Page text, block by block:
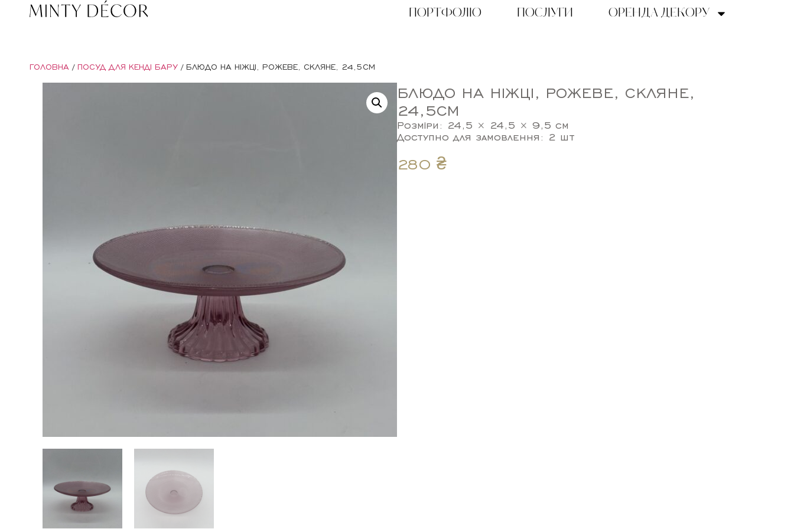
ПОРТФОЛІО ПОСЛУГИ ОРЕНДА ДЕКОРУ
ГОЛОВНА / ПОСУД ДЛЯ КЕНДІ БАРУ / БЛЮДО НА НІЖЦІ, РОЖЕВЕ, СКЛЯНЕ, 24,5СМ
БЛЮДО НА НІЖЦІ, РОЖЕВЕ, СКЛЯНЕ,
24,5СМ
Розміри: 24,5 × 24,5 × 9,5 см
Доступно для замовлення: 2 шт
280 ₴